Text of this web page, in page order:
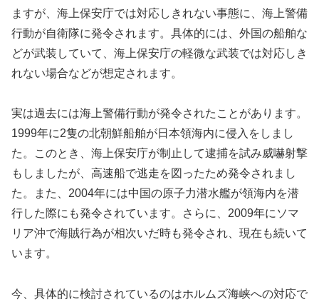
ますが、海上保安庁では対応しきれない事態に、海上警備
行動が自衛隊に発令されます。具体的には、外国の船舶な
どが武装していて、海上保安庁の軽微な武装では対応しき
れない場合などが想定されます。
実は過去には海上警備行動が発令されたことがあります。
1999年に2隻の北朝鮮船舶が日本領海内に侵入をしまし
た。このとき、海上保安庁が制止して逮捕を試み威嚇射撃
もしましたが、高速船で逃走を図ったため発令されまし
た。また、2004年には中国の原子力潜水艦が領海内を潜
行した際にも発令されています。さらに、2009年にソマ
リア沖で海賊行為が相次いだ時も発令され、現在も続いて
います。
今、具体的に検討されているのはホルムズ海峡への対応で